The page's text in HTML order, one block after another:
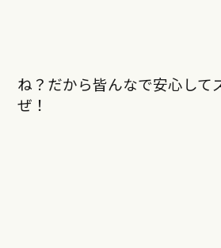
ね？だから皆んなで安心して
ぜ！